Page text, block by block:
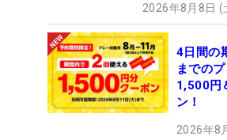
2026年8月8日 (
4日間の
までの
1,500円
ン！
2026年8